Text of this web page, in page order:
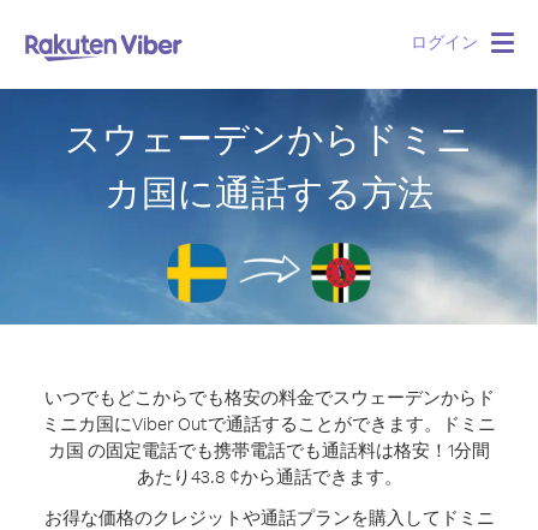
ログイン
スウェーデンからドミニ
カ国に通話する方法
いつでもどこからでも格安の料金でスウェーデンからド
ミニカ国にViber Outで通話することができます。
ドミニ
カ国 の固定電話でも携帯電話でも通話料は格安！1分間
あたり43.8 ¢から通話できます。
お得な価格のクレジットや通話プランを購入してドミニ